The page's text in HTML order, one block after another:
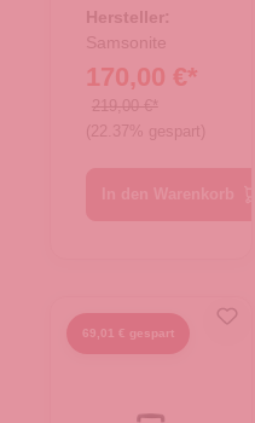
55cm
Ecodiver
yellow
Hersteller:
Samsonite
170,00 €*
219,00 €*
(22.37% gespart)
69,01 € gespart